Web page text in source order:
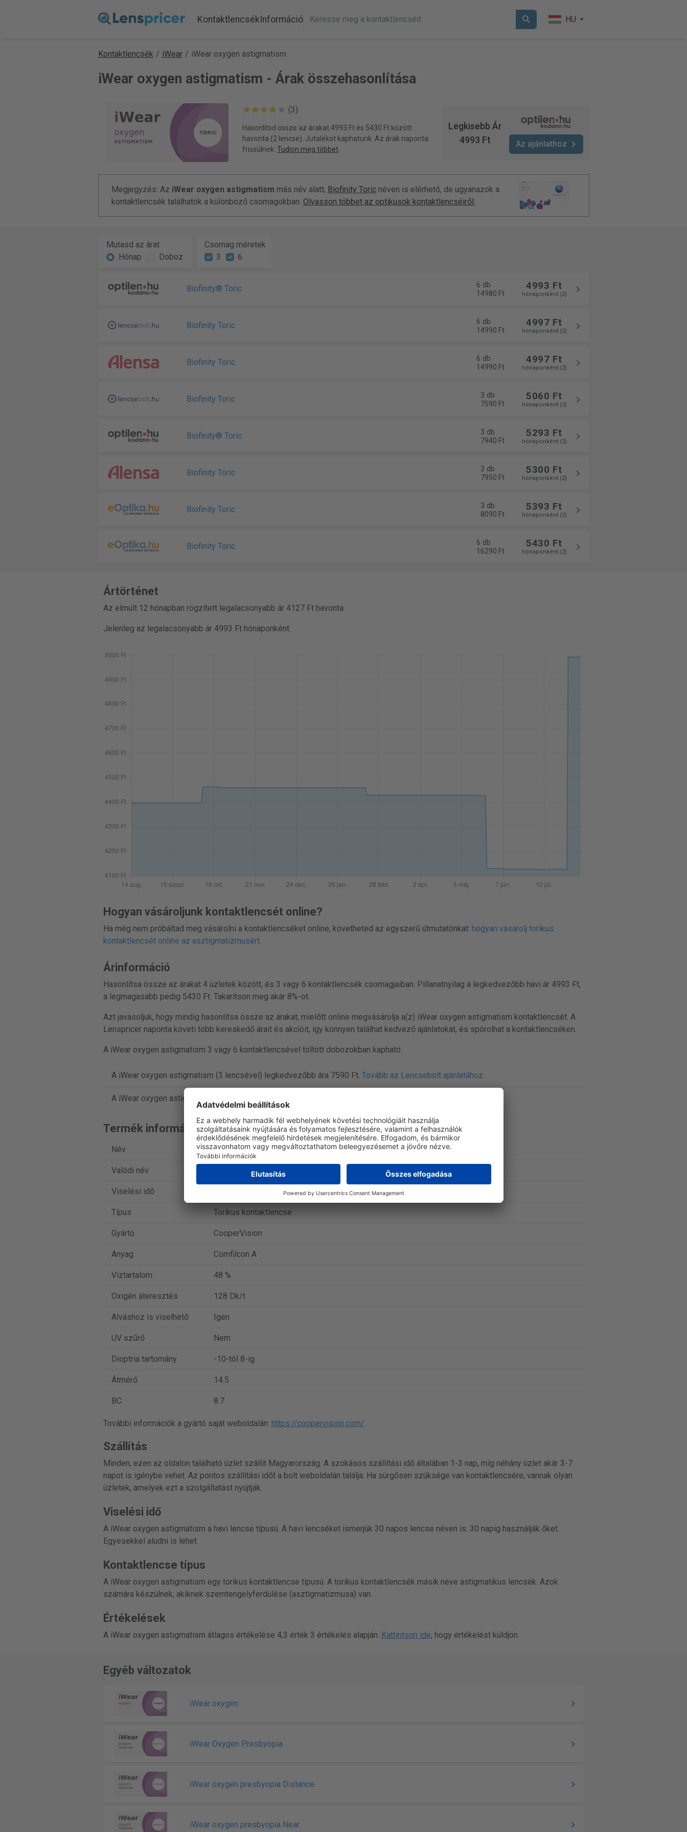
KontaktlencsékInformáció HU
Kontaktlencsék / iWear / iWear oxygen astigmatism
iWear oxygen astigmatism - Árak összehasonlítása
(3)
Hasonlítsd össze az árakat 4993 Ft és 5430 Ft között
havonta (2 lencse). Jutalékot kaphatunk. Az árak naponta
frissülnek. Tudjon meg többet.
Legkisebb Ár
4993 Ft
Az ajánlathoz
Megjegyzés: Az iWear oxygen astigmatism más név alatt, Biofinity Toricnéven is elérhető, de ugyanazok a
kontaktlencsék találhatók a különböző csomagokban. Olvasson többet az optikusok kontaktlencséiről.
Mutasd az árat
Hónap
Doboz
Csomag méretek
3
6
Biofinity® Toric
6 db
14980 Ft
4993 Ft
hónaponként (2)
Biofinity Toric
6 db
14990 Ft
4997 Ft
hónaponként (2)
Biofinity Toric
6 db
14990 Ft
4997 Ft
hónaponként (2)
Biofinity Toric
3 db
7590 Ft
5060 Ft
hónaponként (2)
Biofinity® Toric
3 db
7940 Ft
5293 Ft
hónaponként (2)
Biofinity Toric
3 db
7950 Ft
5300 Ft
hónaponként (2)
Biofinity Toric
3 db
8090 Ft
5393 Ft
hónaponként (2)
Biofinity Toric
6 db
16290 Ft
5430 Ft
hónaponként (2)
Ártörténet
Az elmúlt 12 hónapban rögzített legalacsonyabb ár 4127 Ft havonta.
Jelenleg az legalacsonyabb ár 4993 Ft hónaponként.
Hogyan vásároljunk kontaktlencsét online?
Ha még nem próbáltad meg vásárolni a kontaktlencséket online, követheted az egyszerű útmutatónkat: hogyan vásárolj torikus
kontaktlencsét online az asztigmatizmusért.
Árinformáció
Hasonlítsa össze az árakat 4 üzletek között, és 3 vagy 6 kontaktlencsék csomagjaiban. Pillanatnyilag a legkedvezőbb havi ár 4993 Ft,
a legmagasabb pedig 5430 Ft. Takarítson meg akár 8%-ot.
Azt javasoljuk, hogy mindig hasonlítsa össze az árakat, mielőtt online megvásárolja a(z) iWear oxygen astigmatism kontaktlencsét. A
Lenspricer naponta követi több kereskedő árait és akcióit, így könnyen találhat kedvező ajánlatokat, és spórolhat a kontaktlencséken.
A iWear oxygen astigmatism 3 vagy 6 kontaktlencsével töltött dobozokban kapható.
A iWear oxygen astigmatism (3 lencsével) legkedvezőbb ára 7590 Ft. Tovább az Lencsebolt ajánlatához.
A iWear oxygen astigmatism (6 lencsével) legkedvezőbb ára 14980 Ft.
Termék információ
Név iWear oxygen astigmatism
Valódi név Biofinity Toric
Viselési idő
Típus Torikus kontaktlencse
Gyártó CooperVision
Anyag Comfilcon A
Víztartalom 48 %
Oxigén áteresztés 128 Dk/t
Alváshoz is viselhető Igen
UV szűrő Nem
Dioptria tartomány -10-tól 8-ig
Átmérő 14.5
BC 8.7
További információk a gyártó saját weboldalán: https://coopervision.com/.
Szállítás
Minden, ezen az oldalon található üzlet szállít Magyarország. A szokásos szállítási idő általában 1-3 nap, míg néhány üzlet akár 3-7
napot is igénybe vehet. Az pontos szállítási időt a bolt weboldalán találja. Ha sürgősen szüksége van kontaktlencsére, vannak olyan
üzletek, amelyek ezt a szolgáltatást nyújtják.
Viselési idő
A iWear oxygen astigmatism a havi lencse típusú. A havi lencséket ismerjük 30 napos lencse néven is. 30 napig használják őket.
Egyesekkel aludni is lehet.
Kontaktlencse típus
A iWear oxygen astigmatism egy torikus kontaktlencse típusú. A torikus kontaktlencsék másik neve astigmatikus lencsék. Azok
számára készülnek, akiknek szemtengelyferdülése (asztigmatizmusa) van.
Értékelések
A iWear oxygen astigmatism átlagos értékelése 4,3 érték 3 értékelés alapján. Kattintson ide, hogy értékelést küldjön.
Egyéb változatok
iWear oxygen
iWear Oxygen Presbyopia
iWear oxygen presbyopia Distance
iWear oxygen presbyopia Near